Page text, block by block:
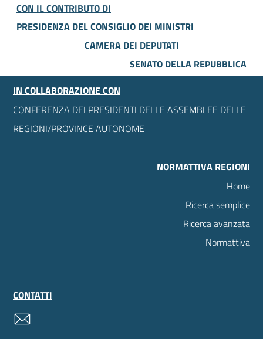
CON IL CONTRIBUTO DI
PRESIDENZA DEL CONSIGLIO DEI MINISTRI
CAMERA DEI DEPUTATI
SENATO DELLA REPUBBLICA
IN COLLABORAZIONE CON
CONFERENZA DEI PRESIDENTI DELLE ASSEMBLEE DELLE
REGIONI/PROVINCE AUTONOME
NORMATTIVA REGIONI
Home
Ricerca semplice
Ricerca avanzata
Normattiva
CONTATTI